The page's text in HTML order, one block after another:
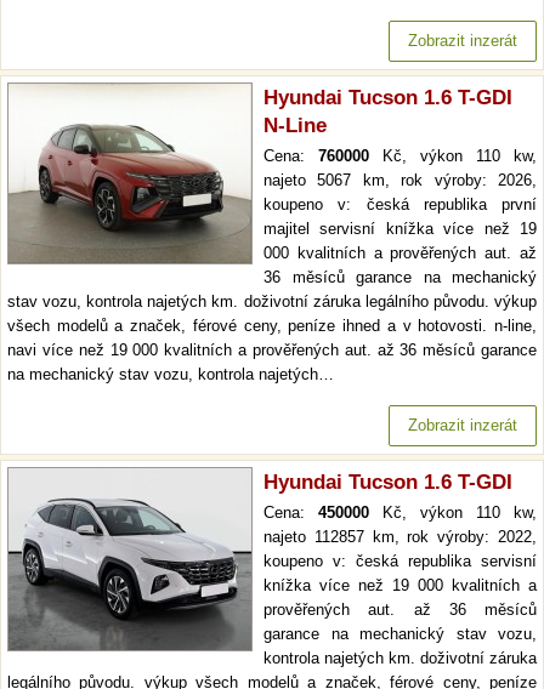
Zobrazit inzerát
Hyundai Tucson 1.6 T-GDI
N-Line
Cena: 760000 Kč, výkon 110 kw,
najeto 5067 km, rok výroby: 2026,
koupeno v: česká republika první
majitel servisní knížka více než 19
000 kvalitních a prověřených aut. až
36 měsíců garance na mechanický
stav vozu, kontrola najetých km. doživotní záruka legálního původu. výkup
všech modelů a značek, férové ceny, peníze ihned a v hotovosti. n-line,
navi více než 19 000 kvalitních a prověřených aut. až 36 měsíců garance
na mechanický stav vozu, kontrola najetých…
Zobrazit inzerát
Hyundai Tucson 1.6 T-GDI
Cena: 450000 Kč, výkon 110 kw,
najeto 112857 km, rok výroby: 2022,
koupeno v: česká republika servisní
knížka více než 19 000 kvalitních a
prověřených aut. až 36 měsíců
garance na mechanický stav vozu,
kontrola najetých km. doživotní záruka
legálního původu. výkup všech modelů a značek, férové ceny, peníze